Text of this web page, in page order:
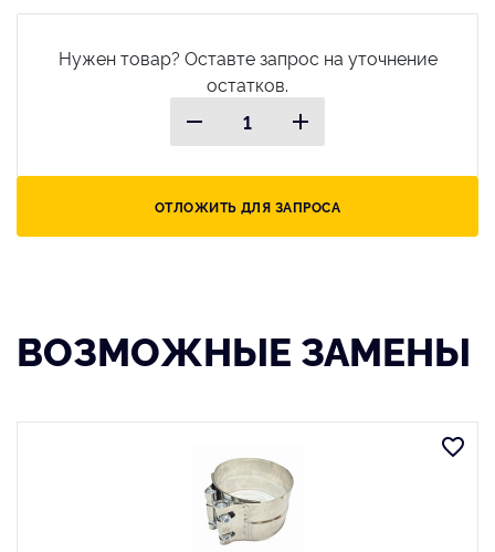
Нужен товар? Оставте запрос на уточнение
остатков.
ОТЛОЖИТЬ ДЛЯ ЗАПРОСА
ВОЗМОЖНЫЕ ЗАМЕНЫ